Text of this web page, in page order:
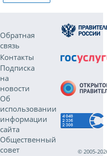
Обратная
связь
Контакты
Подписка
на
новости
Об
использовании
информации
сайта
Общественный
совет
© 2005-